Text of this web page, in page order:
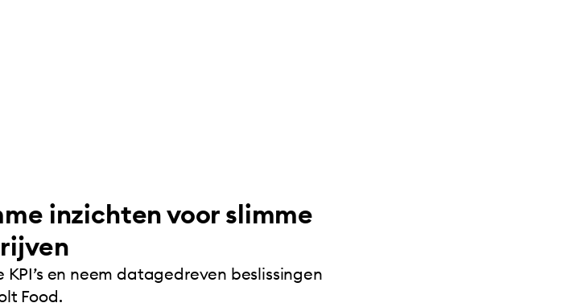
inzichten voor slimme
KPI’s en neem datagedreven beslissingen
Food.